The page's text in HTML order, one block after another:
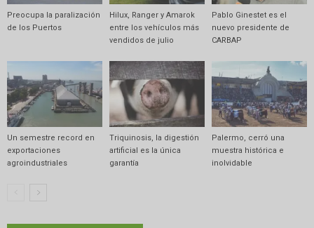
Preocupa la paralización
de los Puertos
Hilux, Ranger y Amarok
entre los vehículos más
vendidos de julio
Pablo Ginestet es el
nuevo presidente de
CARBAP
Un semestre record en
exportaciones
agroindustriales
Triquinosis, la digestión
artificial es la única
garantía
Palermo, cerró una
muestra histórica e
inolvidable